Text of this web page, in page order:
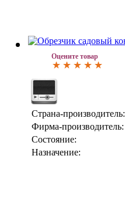
Оцените товар
Страна-производитель:
Фирма-производитель:
Состояние:
Назначение: